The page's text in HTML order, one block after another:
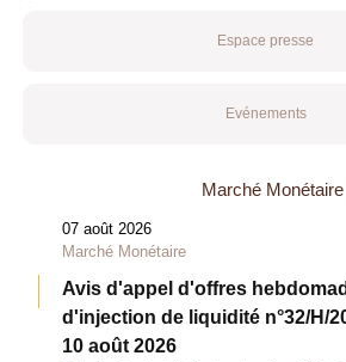
Espace presse
Evénements
Marché Monétaire
07 août 2026
Marché Monétaire
Avis d'appel d'offres
d'injection de liquidité n°32/H/
10 août 2026